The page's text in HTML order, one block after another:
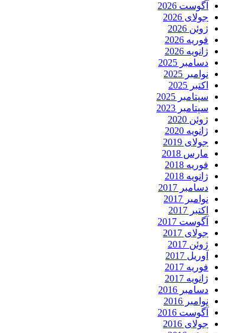
آگوست 2026
جولای 2026
ژوئن 2026
فوریه 2026
ژانویه 2026
دسامبر 2025
نوامبر 2025
اکتبر 2025
سپتامبر 2025
سپتامبر 2023
ژوئن 2020
ژانویه 2020
جولای 2019
مارس 2018
فوریه 2018
ژانویه 2018
دسامبر 2017
نوامبر 2017
اکتبر 2017
آگوست 2017
جولای 2017
ژوئن 2017
آوریل 2017
فوریه 2017
ژانویه 2017
دسامبر 2016
نوامبر 2016
آگوست 2016
جولای 2016